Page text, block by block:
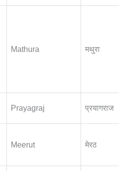
Mathura मथुरा
Prayagraj प्रयागराज
Meerut मेरठ